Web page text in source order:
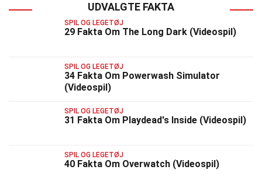
UDVALGTE FAKTA
SPIL OG LEGETØJ
29 Fakta Om The Long Dark (Videospil)
SPIL OG LEGETØJ
34 Fakta Om Powerwash Simulator
(Videospil)
SPIL OG LEGETØJ
31 Fakta Om Playdead's Inside (Videospil)
SPIL OG LEGETØJ
40 Fakta Om Overwatch (Videospil)